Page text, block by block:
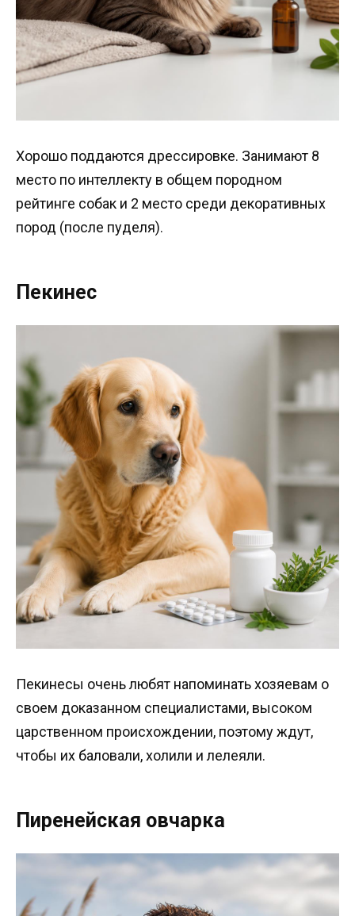
Хорошо поддаются дрессировке. Занимают 8
место по интеллекту в общем породном
рейтинге собак и 2 место среди декоративных
пород (после пуделя).
Пекинес
Пекинесы очень любят напоминать хозяевам о
своем доказанном специалистами, высоком
царственном происхождении, поэтому ждут,
чтобы их баловали, холили и лелеяли.
Пиренейская овчарка